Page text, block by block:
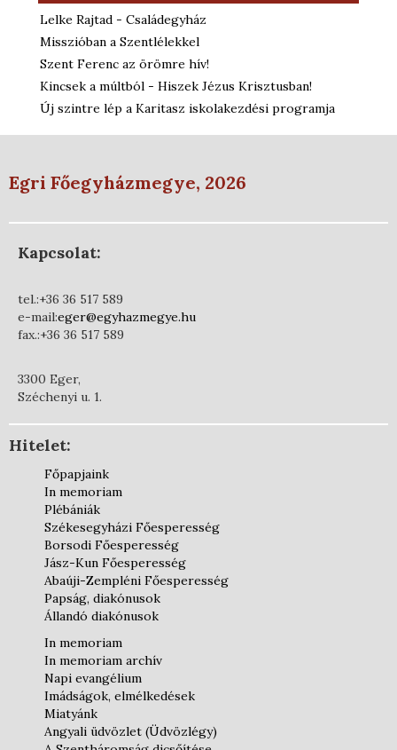
Lelke Rajtad - Családegyház
Misszióban a Szentlélekkel
Szent Ferenc az örömre hív!
Kincsek a múltból - Hiszek Jézus Krisztusban!
Új szintre lép a Karitasz iskolakezdési programja
Egri Főegyházmegye, 2026
Kapcsolat:
tel.:+36 36 517 589
e-mail:eger@egyhazmegye.hu
fax.:+36 36 517 589
3300 Eger,
Széchenyi u. 1.
Hitelet:
Főpapjaink
In memoriam
Plébániák
Székesegyházi Főesperesség
Borsodi Főesperesség
Jász-Kun Főesperesség
Abaúji-Zempléni Főesperesség
Papság, diakónusok
Állandó diakónusok
In memoriam
In memoriam archív
Napi evangélium
Imádságok, elmélkedések
Miatyánk
Angyali üdvözlet (Üdvözlégy)